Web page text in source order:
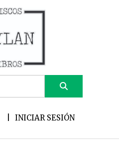
INICIAR SESIÓN